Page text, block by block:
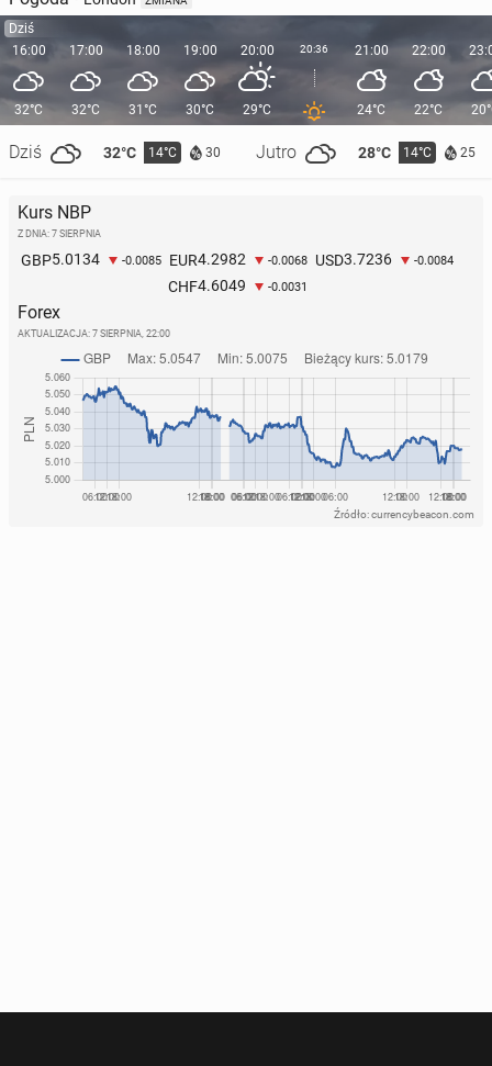
Dziś
16:00
32°C
Dziś 32°C 14°C 30 Jutro 28°C 14°C 25
17:00
32°C
18:00
31°C
19:00
30°C
20:00
29°C
20:36 21:00
24°C
22:00
22°C
Kurs NBP
Z DNIA: 7 SIERPNIA
GBP5.0134 -0.0085 EUR4.2982 -0.0068 USD3.7236 -0.0084
CHF4.6049 -0.0031
Forex
AKTUALIZACJA: 7 SIERPNIA, 22:00
Źródło: currencybeacon.com